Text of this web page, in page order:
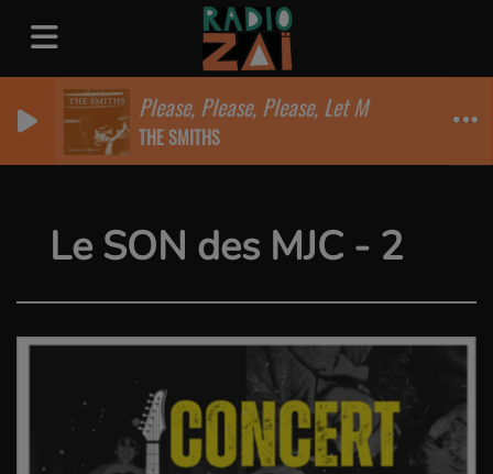
Please, Please, Please, Let M
THE SMITHS
Le SON des MJC - 2